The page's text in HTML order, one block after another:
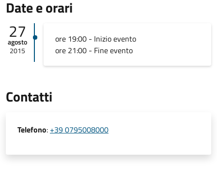
Date e orari
27
agosto
2015
ore 19:00 - Inizio evento
ore 21:00 - Fine evento
Contatti
Telefono: +39 0795008000